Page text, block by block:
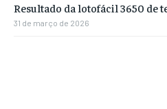
Resultado da lotofácil 3650 de
31 de março de 2026